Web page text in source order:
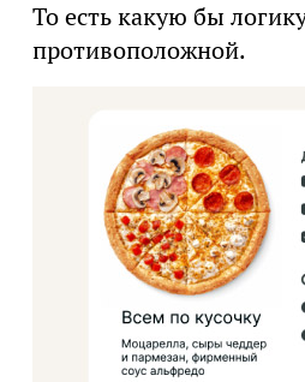
То есть какую бы
противоположной.